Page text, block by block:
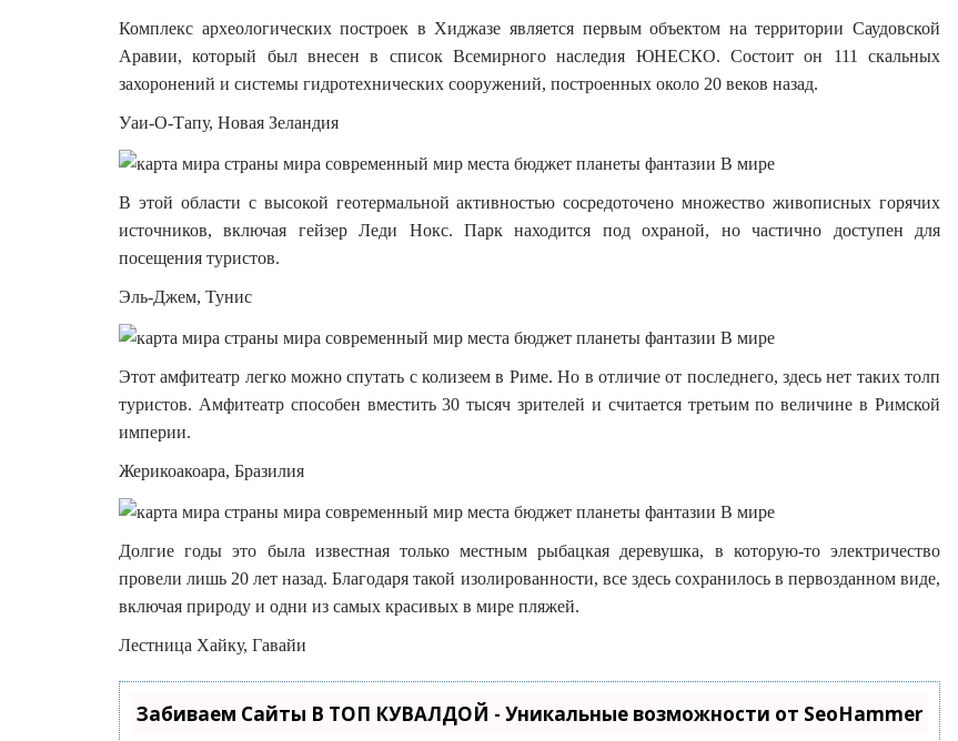
Комплекс археологических построек в Хиджазе является первым объектом на территории Саудовской
Аравии, который был внесен в список Всемирного наследия ЮНЕСКО. Состоит он 111 скальных
захоронений и системы гидротехнических сооружений, построенных около 20 веков назад.
Уаи-О-Тапу, Новая Зеландия
В этой области с высокой геотермальной активностью сосредоточено множество живописных горячих
источников, включая гейзер Леди Нокс. Парк находится под охраной, но частично доступен для
посещения туристов.
Эль-Джем, Тунис
Этот амфитеатр легко можно спутать с колизеем в Риме. Но в отличие от последнего, здесь нет таких толп
туристов. Амфитеатр способен вместить 30 тысяч зрителей и считается третьим по величине в Римской
империи.
Жерикоакоара, Бразилия
Долгие годы это была известная только местным рыбацкая деревушка, в которую-то электричество
провели лишь 20 лет назад. Благодаря такой изолированности, все здесь сохранилось в первозданном виде,
включая природу и одни из самых красивых в мире пляжей.
Лестница Хайку, Гавайи
Забиваем Сайты В ТОП КУВАЛДОЙ - Уникальные возможности от SeoHammer